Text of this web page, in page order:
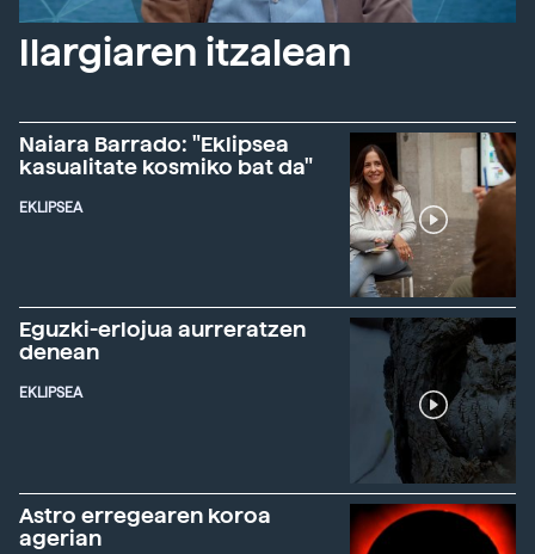
Ilargiaren itzalean
Naiara Barrado: "Eklipsea
kasualitate kosmiko bat da"
EKLIPSEA
Eguzki-erlojua aurreratzen
denean
EKLIPSEA
Astro erregearen koroa
agerian